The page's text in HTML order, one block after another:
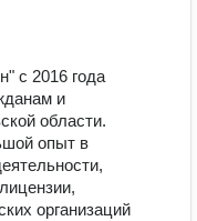
с 2016 года
и
области.
опыт в
организаций